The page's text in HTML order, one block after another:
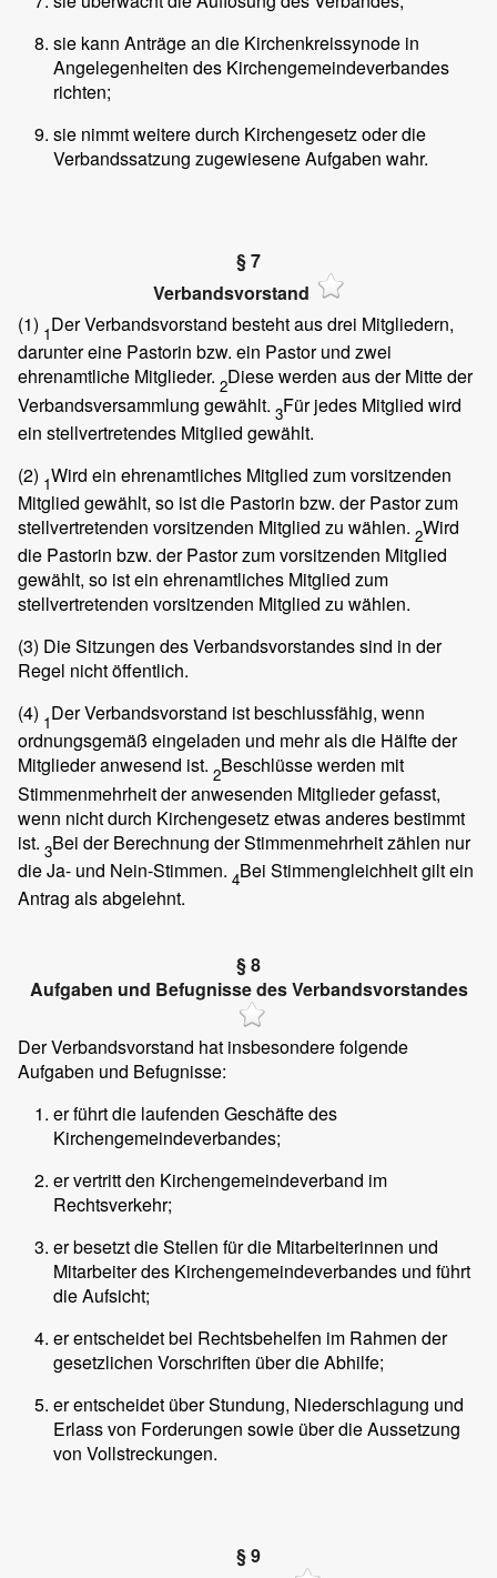
sie kann Anträge an die Kirchenkreissynode in
Angelegenheiten des Kirchengemeindeverbandes
richten;
sie nimmt weitere durch Kirchengesetz oder die
Verbandssatzung zugewiesene Aufgaben wahr.
§ 7
Verbandsvorstand
(1) 1Der Verbandsvorstand besteht aus drei Mitgliedern,
darunter eine Pastorin bzw. ein Pastor und zwei
ehrenamtliche Mitglieder. 2Diese werden aus der Mitte der
Verbandsversammlung gewählt. 3Für jedes Mitglied wird
ein stellvertretendes Mitglied gewählt.
(2) 1Wird ein ehrenamtliches Mitglied zum vorsitzenden
Mitglied gewählt, so ist die Pastorin bzw. der Pastor zum
stellvertretenden vorsitzenden Mitglied zu wählen. 2Wird
die Pastorin bzw. der Pastor zum vorsitzenden Mitglied
gewählt, so ist ein ehrenamtliches Mitglied zum
stellvertretenden vorsitzenden Mitglied zu wählen.
(3) Die Sitzungen des Verbandsvorstandes sind in der
Regel nicht öffentlich.
(4) 1Der Verbandsvorstand ist beschlussfähig, wenn
ordnungsgemäß eingeladen und mehr als die Hälfte der
Mitglieder anwesend ist. 2Beschlüsse werden mit
Stimmenmehrheit der anwesenden Mitglieder gefasst,
wenn nicht durch Kirchengesetz etwas anderes bestimmt
ist. 3Bei der Berechnung der Stimmenmehrheit zählen nur
die Ja- und Nein-Stimmen. 4Bei Stimmengleichheit gilt ein
Antrag als abgelehnt.
§ 8
Aufgaben und Befugnisse des Verbandsvorstandes
Der Verbandsvorstand hat insbesondere folgende
Aufgaben und Befugnisse:
er führt die laufenden Geschäfte des
Kirchengemeindeverbandes;
er vertritt den Kirchengemeindeverband im
Rechtsverkehr;
er besetzt die Stellen für die Mitarbeiterinnen und
Mitarbeiter des Kirchengemeindeverbandes und führt
die Aufsicht;
er entscheidet bei Rechtsbehelfen im Rahmen der
gesetzlichen Vorschriften über die Abhilfe;
er entscheidet über Stundung, Niederschlagung und
Erlass von Forderungen sowie über die Aussetzung
von Vollstreckungen.
§ 9